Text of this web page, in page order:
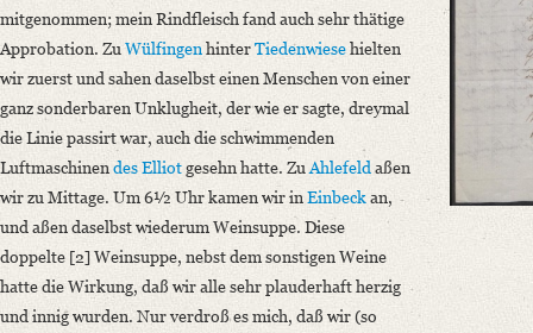
mitgenommen; mein Rindfleisch fand auch sehr thätige
Approbation. Zu WülfingenhinterTiedenwiesehielten
wir zuerst und sahen daselbst einen Menschen von einer
ganz sonderbaren Unklugheit, der wie er sagte, dreymal
die Linie passirt war, auch die schwimmenden
Luftmaschinen des Elliotgesehn hatte. Zu Ahlefeldaßen
wir zu Mittage. Um 6½ Uhr kamen wir inEinbeckan,
und aßen daselbst wiederum Weinsuppe. Diese
doppelte [2] Weinsuppe, nebst dem sonstigen Weine
hatte die Wirkung, daß wir alle sehr plauderhaft herzig
und innig wurden. Nur verdroß es mich, daß wir (so